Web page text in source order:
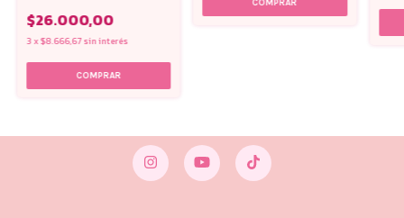
$26.000,00
3x$8.666,67 sin interés